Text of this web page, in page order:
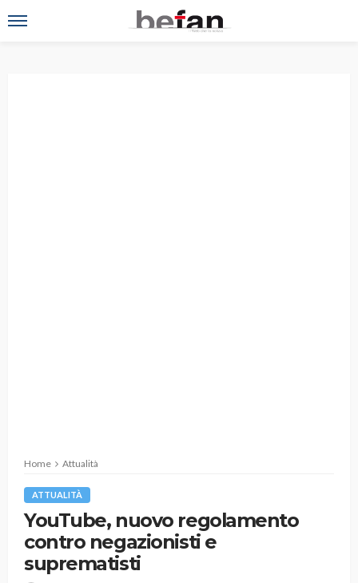
Home Attualità
ATTUALITÀ
YouTube, nuovo regolamento
contro negazionisti e
suprematisti